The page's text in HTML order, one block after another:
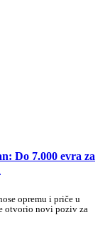
Do 7.000 evra za
opremu i priče u
otvorio novi poziv za